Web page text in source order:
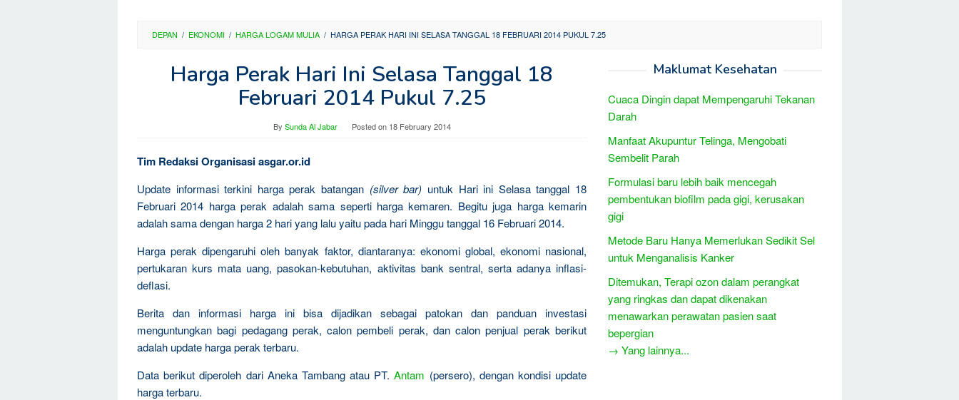
DEPAN / EKONOMI / HARGA LOGAM MULIA / HARGA PERAK HARI INI SELASA TANGGAL 18 FEBRUARI 2014 PUKUL 7.25
Harga Perak Hari Ini Selasa Tanggal 18
Februari 2014 Pukul 7.25
By Sunda Al Jabar Posted on 18 February 2014
Tim Redaksi Organisasi asgar.or.id
Update informasi terkini harga perak batangan (silver bar) untuk Hari ini Selasa tanggal 18
Februari 2014 harga perak adalah sama seperti harga kemaren. Begitu juga harga kemarin
adalah sama dengan harga 2 hari yang lalu yaitu pada hari Minggu tanggal 16 Februari 2014.
Harga perak dipengaruhi oleh banyak faktor, diantaranya: ekonomi global, ekonomi nasional,
pertukaran kurs mata uang, pasokan-kebutuhan, aktivitas bank sentral, serta adanya inflasi-
deflasi.
Berita dan informasi harga ini bisa dijadikan sebagai patokan dan panduan investasi
menguntungkan bagi pedagang perak, calon pembeli perak, dan calon penjual perak berikut
adalah update harga perak terbaru.
Data berikut diperoleh dari Aneka Tambang atau PT.Antam (persero), dengan kondisi update
harga terbaru.
Maklumat Kesehatan
Cuaca Dingin dapat Mempengaruhi Tekanan
Darah
Manfaat Akupuntur Telinga, Mengobati
Sembelit Parah
Formulasi baru lebih baik mencegah
pembentukan biofilm pada gigi, kerusakan
gigi
Metode Baru Hanya Memerlukan Sedikit Sel
untuk Menganalisis Kanker
Ditemukan, Terapi ozon dalam perangkat
yang ringkas dan dapat dikenakan
menawarkan perawatan pasien saat
bepergian
→ Yang lainnya...